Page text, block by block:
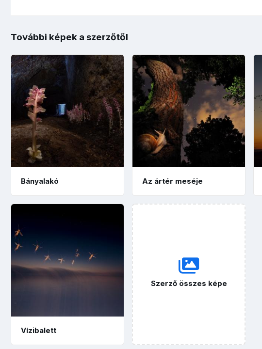
További képek a szerzőtől
Bányalakó Az ártér meséje
Vízibalett
Szerző összes képe